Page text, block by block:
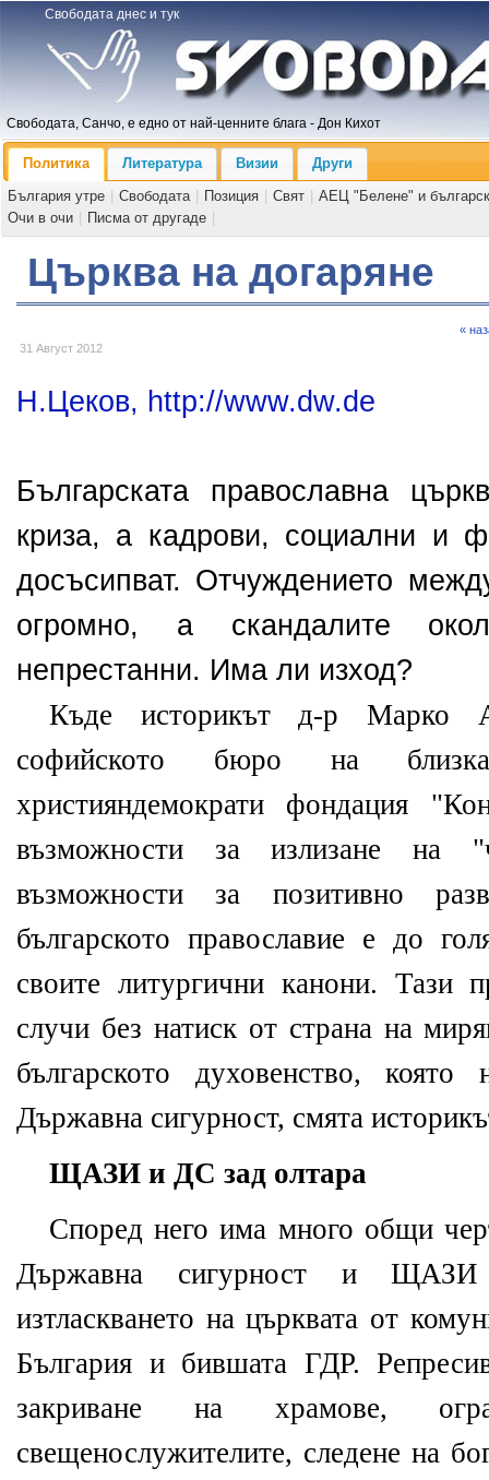
Свободата днес и тук
Свободата, Санчо, е едно от най-ценните блага - Дон Кихот
Политика Литература Визии
Други
България утре
Свободата Позиция Свят
АЕЦ "Белене" и
Очи в очи
Писма от другаде
Църква на догаряне
31 Август 2012
«
Н.Цеков, http://www.dw.de
Българската православна
криза, а кадрови, социални и
досъсипват. Отчуждението
огромно, а скандалите
непрестанни. Има ли изход?
Къде историкът д-р Марко
софийското бюро на
християндемократи фондация
възможности за излизане на
възможности за позитивно
българското православие е до
своите литургични канони. Тази
случи без натиск от страна на
българското духовенство,
Държавна сигурност, смята
ЩАЗИ и ДС зад олтара
Според него има много общи
Държавна сигурност и
изтласкването на църквата от
България и бившата ГДР.
закриване на храмове,
свещенослужителите, следене на